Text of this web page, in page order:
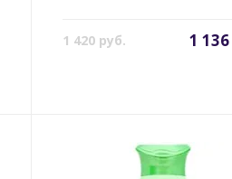
1 420 руб. 1